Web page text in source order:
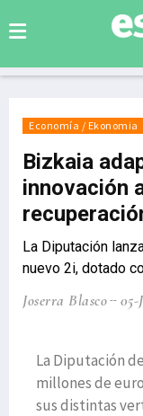
Economía / Ekonomia
Bizkaia
innovación
La Diputación
nuevo 2i, dotado
Joserra Blasco 05-
La Diputación
millones de
sus distintas